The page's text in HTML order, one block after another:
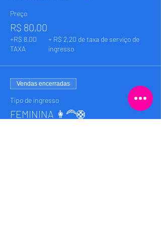
Preço
R$ 80,00
+R$ 8,00
TAXA
+ R$ 2,20 de taxa de serviço de
ingresso
Vendas encerradas
Tipo de ingresso
FEMININA 👩‍🦰🛟